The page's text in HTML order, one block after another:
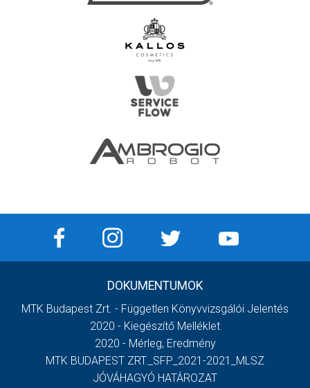
DOKUMENTUMOK
MTK Budapest Zrt. - Független Könyvvizsgálói Jelentés
2020 - Kiegészítő Melléklet
2020 - Mérleg, Eredmény
MTK BUDAPEST ZRT._SFP_2021-2021_MLSZ
JÓVÁHAGYÓ HATÁROZAT